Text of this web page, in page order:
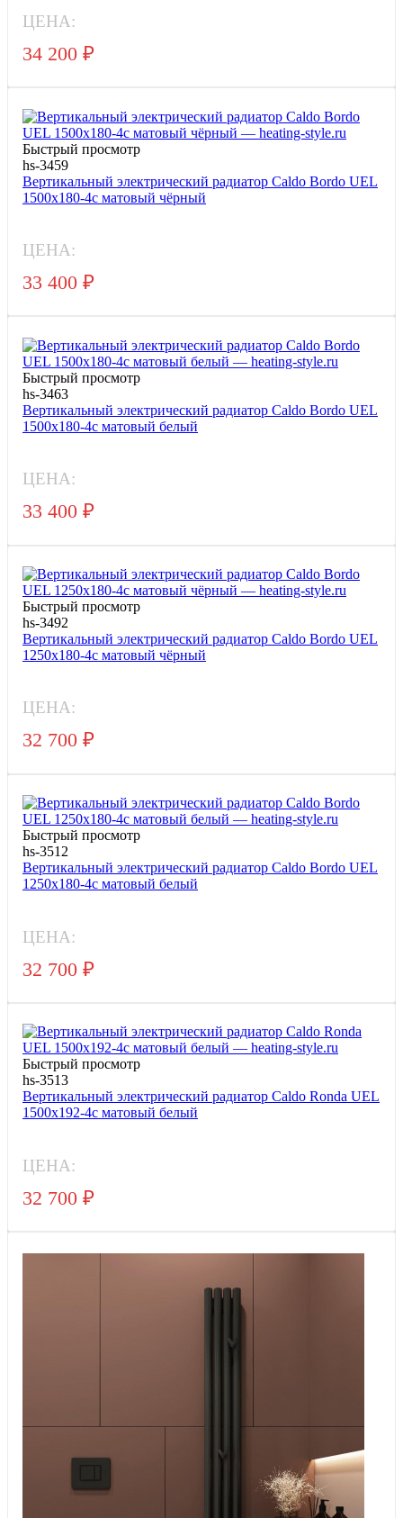
ЦЕНА:
34 200 ₽
Быстрый просмотр
hs-3459
Вертикальный электрический радиатор Caldo Bordo UEL
1500x180-4с матовый чёрный
ЦЕНА:
33 400 ₽
Быстрый просмотр
hs-3463
Вертикальный электрический радиатор Caldo Bordo UEL
1500x180-4с матовый белый
ЦЕНА:
33 400 ₽
Быстрый просмотр
hs-3492
Вертикальный электрический радиатор Caldo Bordo UEL
1250x180-4с матовый чёрный
ЦЕНА:
32 700 ₽
Быстрый просмотр
hs-3512
Вертикальный электрический радиатор Caldo Bordo UEL
1250x180-4с матовый белый
ЦЕНА:
32 700 ₽
Быстрый просмотр
hs-3513
Вертикальный электрический радиатор Caldo Ronda UEL
1500x192-4с матовый белый
ЦЕНА:
32 700 ₽